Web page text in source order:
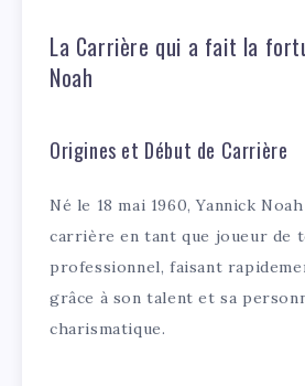
La Carrière qui a fait la
Noah
Origines et Début de Carrière
Né le 18 mai 1960, Yannick
carrière en tant que joueur de
professionnel, faisant
grâce à son talent et sa
charismatique.